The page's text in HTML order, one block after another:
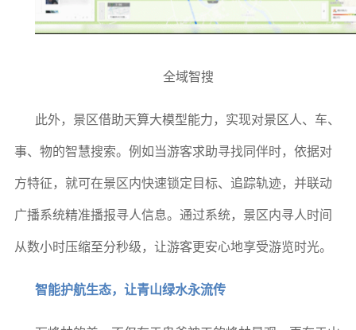
全域智搜
此外，景区借助天算大模型能力，实现对景区人、车、
事、物的智慧搜索。例如当游客求助寻找同伴时，依据对
方特征，就可在景区内快速锁定目标、追踪轨迹，并联动
广播系统精准播报寻人信息。通过系统，景区内寻人时间
从数小时压缩至分秒级，让游客更安心地享受游览时光。
智能护航生态，让青山绿水永流传